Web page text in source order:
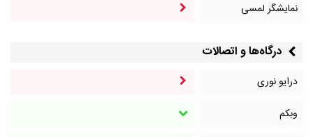
نمایشگر لمسی
درگاه‌ها و اتصالات
درایو نوری
وبکم